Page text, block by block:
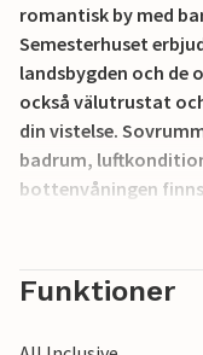
romantisk by med
Semesterhuset
landsbygden och de
också välutrustat
din vistelse.
badrum,
bottenvåningen
din fritid med en
den gröna planen
semesterhus har
Funktioner